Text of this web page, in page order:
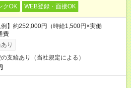
クOK WEB登録・面接OK
】約252,000円（時給1,500円×実働
費
り
支給あり（当社規定による）